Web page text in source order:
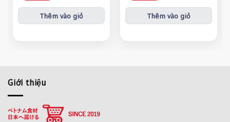
Thêm vào giỏ Thêm vào giỏ
Giới thiệu